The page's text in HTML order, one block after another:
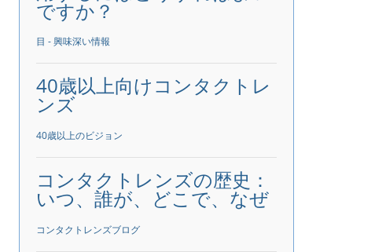
ですか？
目 - 興味深い情報
40歳以上向けコンタクトレ
ンズ
40歳以上のビジョン
コンタクトレンズの歴史：
いつ、誰が、どこで、なぜ
コンタクトレンズブログ